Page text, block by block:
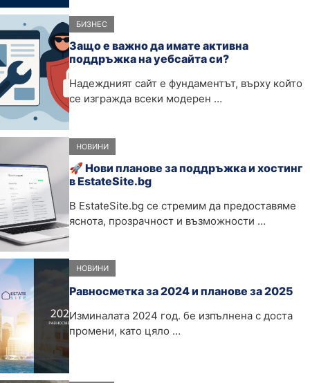
БИЗНЕС
Защо е важно да имате активна
поддръжка на уебсайта си?
Надеждният сайт е фундаментът, върху който
се изгражда всеки модерен …
НОВИНИ
🚀 Нови планове за поддръжка и хостинг
в EstateSite.bg
В EstateSite.bg се стремим да предоставяме
яснота, прозрачност и възможности …
НОВИНИ
Равносметка за 2024 и планове за 2025
Изминалата 2024 год. бе изпълнена с доста
промени, като цяло …